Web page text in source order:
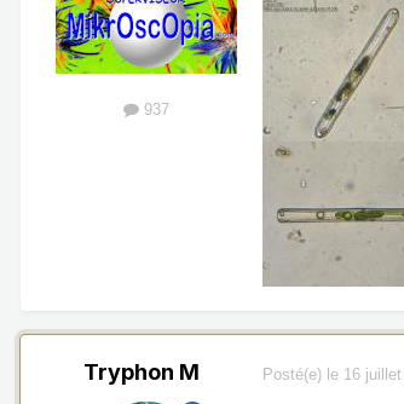
937
Tryphon M Posté(e) le 16